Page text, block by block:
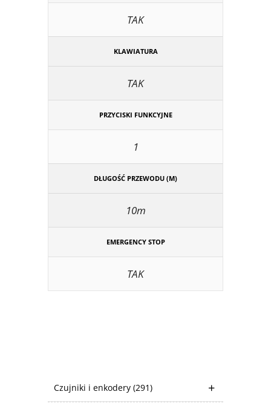
Czujniki i enkodery (291)
TAK
KLAWIATURA
TAK
PRZYCISKI FUNKCYJNE
1
DŁUGOŚĆ PRZEWODU (M)
10m
EMERGENCY STOP
TAK